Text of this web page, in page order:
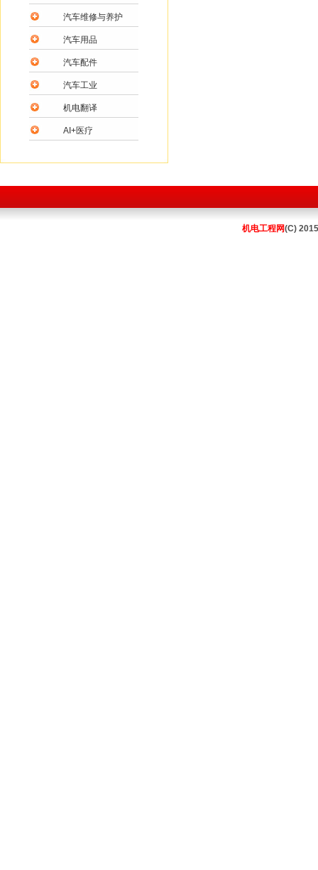
汽车维修与养护
汽车用品
汽车配件
汽车工业
机电翻译
AI+医疗
机电工程网(C)